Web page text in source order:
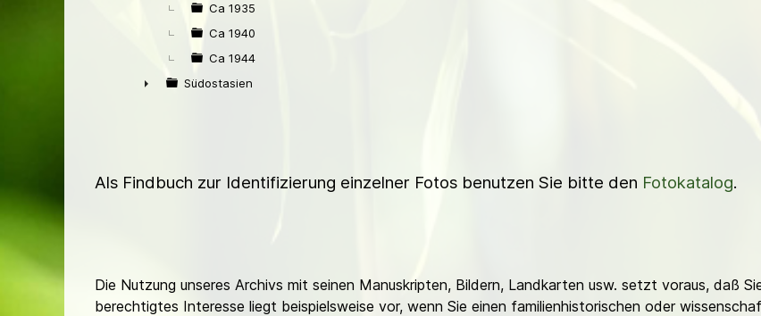
Ca 1935
Ca 1940
Ca 1944
Südostasien
Als Findbuch zur Identifizierung einzelner Fotos benutzen Sie bitte den Fotokatalog.
Die Nutzung unseres Archivs mit seinen Manuskripten, Bildern, Landkarten usw. setzt voraus, daß
berechtigtes Interesse liegt beispielsweise vor, wenn Sie einen familienhistorischen oder